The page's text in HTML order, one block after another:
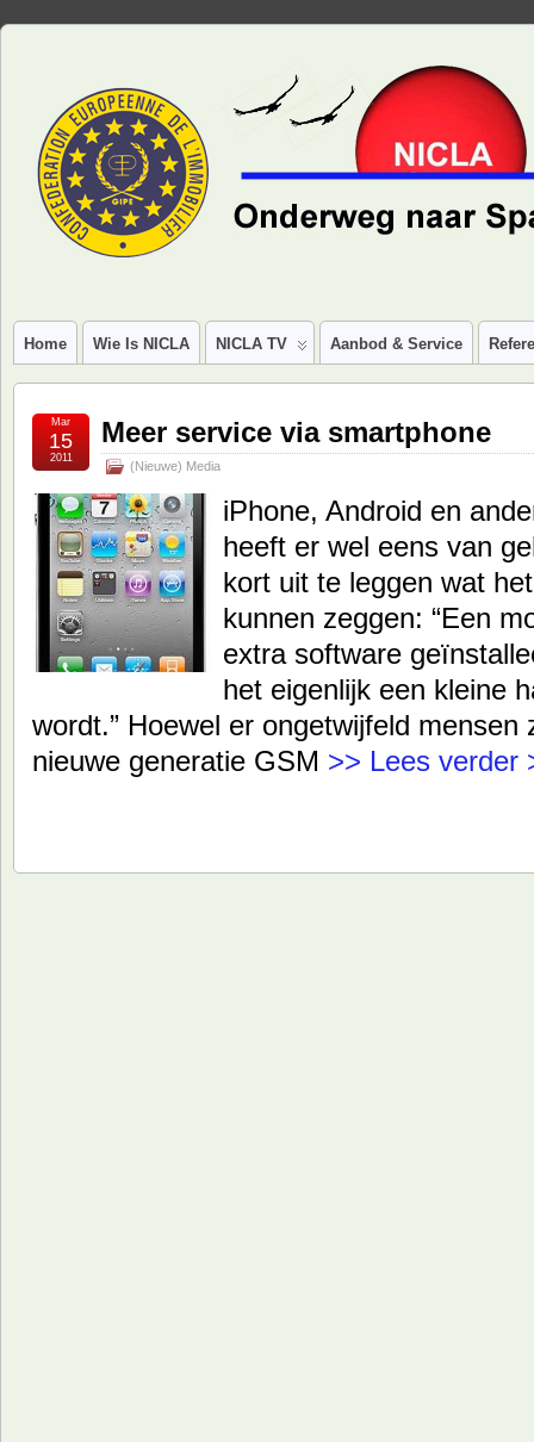
Home Wie Is NICLA NICLA TV Aanbod & Service
Meer service via smartphone
(Nieuwe) Media
Mar
15
2011
iPhone, Android en
heeft er wel eens van
kort uit te leggen wat
kunnen zeggen: “Een
extra software
het eigenlijk een kleine
wordt.” Hoewel er ongetwijfeld mensen
nieuwe generatie GSM >> Lees verder